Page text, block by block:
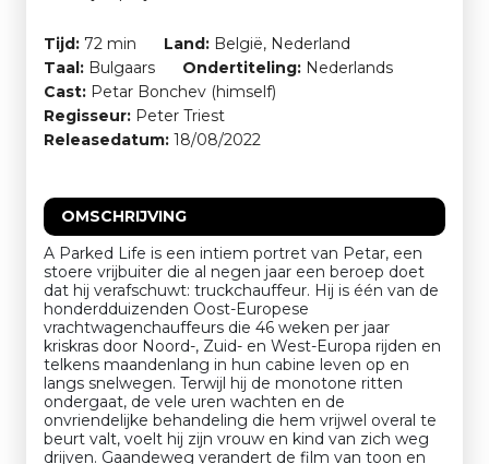
Tijd: 72 min Land: België, Nederland
Taal: Bulgaars Ondertiteling: Nederlands
Cast: Petar Bonchev (himself)
Regisseur: Peter Triest
Releasedatum: 18/08/2022
OMSCHRIJVING
A Parked Life is een intiem portret van Petar, een
stoere vrijbuiter die al negen jaar een beroep doet
dat hij verafschuwt: truckchauffeur. Hij is één van de
honderdduizenden Oost-Europese
vrachtwagenchauffeurs die 46 weken per jaar
kriskras door Noord-, Zuid- en West-Europa rijden en
telkens maandenlang in hun cabine leven op en
langs snelwegen. Terwijl hij de monotone ritten
ondergaat, de vele uren wachten en de
onvriendelijke behandeling die hem vrijwel overal te
beurt valt, voelt hij zijn vrouw en kind van zich weg
drijven. Gaandeweg verandert de film van toon en